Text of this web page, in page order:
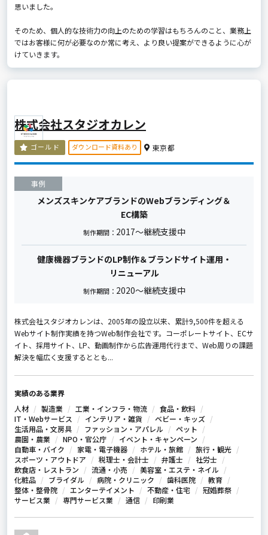
思いました。
そのため、個人的な技術力の向上のための学習はもちろんのこと、業務上
ではお客様に何が必要なのか常に考え、より良い提案ができるように心が
けていきます。
株式会社スタジオカレン
ゴールド ダウンロード資料あり 東京都
事例
メンズスキンケアブランドのWebブランディング＆
EC構築
制作期間： 2017～継続支援中
健康機器ブランドのLP制作＆ブランドサイト運用・
リニューアル
制作期間： 2020～継続支援中
株式会社スタジオカレンは、2005年の設立以来、累計9,500件を超える
Webサイト制作実績を持つWeb制作会社です。コーポレートサイト、ECサ
イト、採用サイト、LP、動画制作から広告運用代行まで、Web周りの課題
解決を幅広く支援するととも...
実績のある業界
人材
製造業 工業・インフラ・物流
食品・飲料
IT・Webサービス
インテリア・雑貨
ベビー・キッズ
生活用品・文房具
ファッション・アパレル
ペット
農園・農業
NPO・官公庁
イベント・キャンペーン
自動車・バイク
家電・電子機器 ホテル・旅館
旅行・観光
スポーツ・アウトドア
税理士・会計士 弁護士
社労士
飲食店・レストラン
流通・小売
美容室・エステ・ネイル
化粧品
ブライダル 病院・クリニック 歯科医院
教育
整体・整骨院
エンターテイメント 不動産・住宅
冠婚葬祭
サービス業
専門サービス業 通信 印刷業